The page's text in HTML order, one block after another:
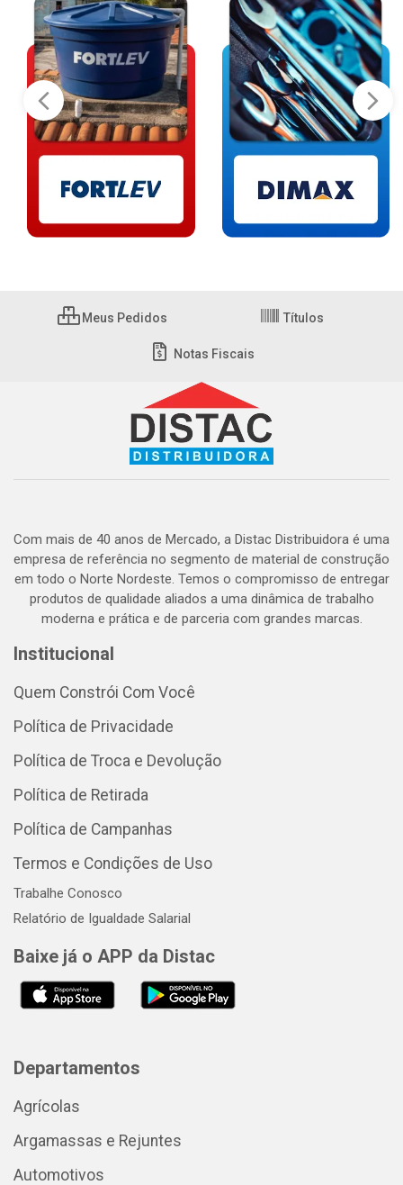
Meus Pedidos Títulos
Notas Fiscais
Com mais de 40 anos de Mercado, a Distac Distribuidora é uma
empresa de referência no segmento de material de construção
em todo o Norte Nordeste. Temos o compromisso de entregar
produtos de qualidade aliados a uma dinâmica de trabalho
moderna e prática e de parceria com grandes marcas.
Institucional
Quem Constrói Com Você
Política de Privacidade
Política de Troca e Devolução
Política de Retirada
Política de Campanhas
Termos e Condições de Uso
Trabalhe Conosco
Relatório de Igualdade Salarial
Baixe já o APP da Distac
Departamentos
Agrícolas
Argamassas e Rejuntes
Automotivos